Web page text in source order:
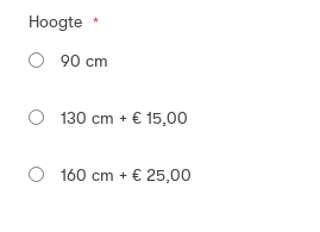
Hoogte
90 cm
130 cm + € 15,00
160 cm + € 25,00